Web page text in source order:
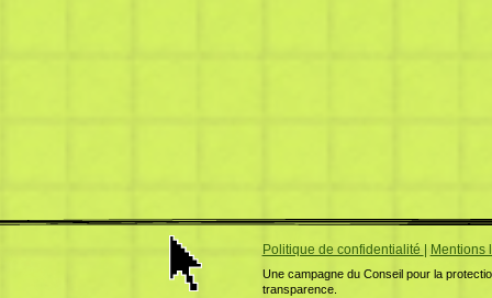
Politique de confidentialité | Mentions
Une campagne du Conseil pour la
transparence.